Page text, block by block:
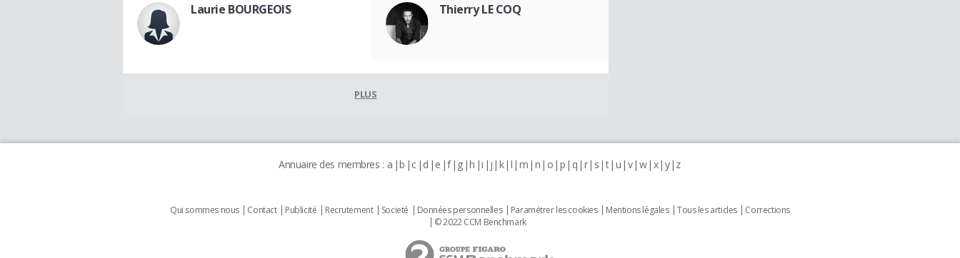
Laurie BOURGEOIS Thierry LE COQ
PLUS
Annuaire des membres : a b c d e f g h i j k l m n o p q r s t u v w x y z
Qui sommes nous Contact Publicité Recrutement Societé Données personnelles Paramétrer les cookies Mentions légales Tous les articles
Corrections
© 2022 CCM Benchmark